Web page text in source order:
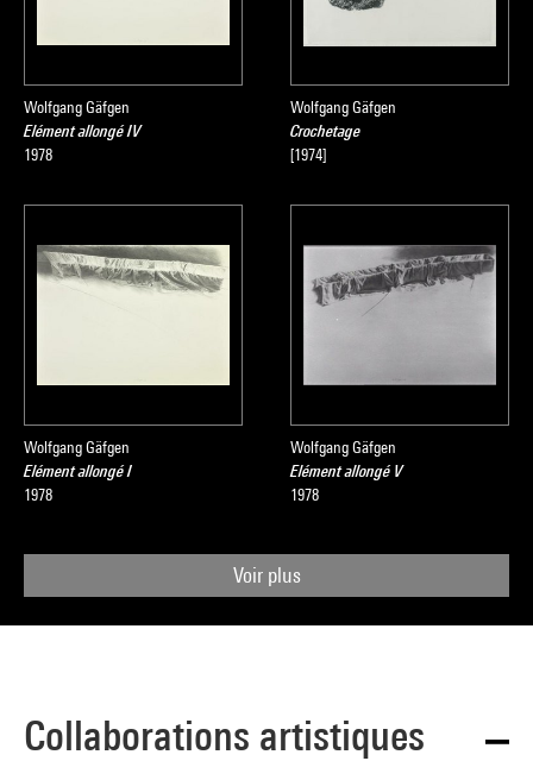
Wolfgang Gäfgen
Elément allongé IV
1978
Wolfgang Gäfgen
Crochetage
[1974]
Wolfgang Gäfgen
Elément allongé I
1978
Wolfgang Gäfgen
Elément allongé V
1978
Voir plus
Collaborations artistiques